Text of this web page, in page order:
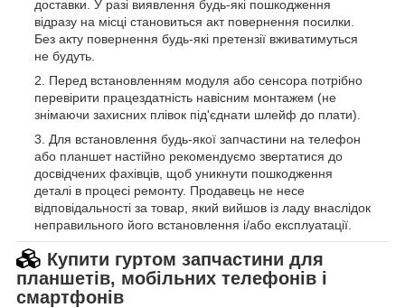
доставки. У разі виявлення будь-які пошкодження
відразу на місці становиться акт повернення посилки.
Без акту повернення будь-які претензії вживатимуться
не будуть.
Перед встановленням модуля або сенсора потрібно
перевірити працездатність навісним монтажем (не
знімаючи захисних плівок під'єднати шлейф до плати).
Для встановлення будь-якої запчастини на телефон
або планшет настійно рекомендуємо звертатися до
досвідчених фахівців, щоб уникнути пошкодження
деталі в процесі ремонту. Продавець не несе
відповідальності за товар, який вийшов із ладу внаслідок
неправильного його встановлення і/або експлуатації.
Купити гуртом запчастини для
планшетів, мобільних телефонів і
смартфонів